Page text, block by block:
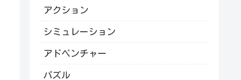
アクション
シミュレーション
アドベンチャー
パズル